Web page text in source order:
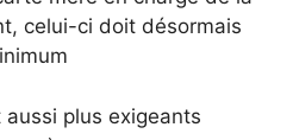
celui-ci doit désormais
aussi plus exigeants